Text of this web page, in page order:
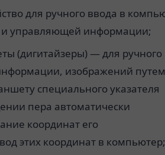
для ручного ввода в
и управляющей информации;
(дигитайзеры) — для ручного
изображений путем
специального указателя
пера автоматически
координат его
этих координат в компьютер;